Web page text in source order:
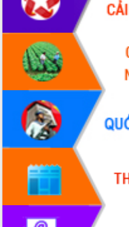
Đắk Lắk sơ kết 4 năm triển khai thực
hiện Đề án 06 của Chính phủ
Họp báo thông tin về Hội nghị Công bố
Quy hoạch và Xúc tiến đầu tư tỉnh Đắk
Khơi thông điểm nghẽn, đẩy nhanh
giải ngân vốn khắc phục thiên tai
HĐND tỉnh thông qua điều chỉnh Quy
hoạch tỉnh thời kỳ 2021-2030
Hội thảo góp ý hồ sơ điều chỉnh quy
hoạch tỉnh Đắk Lắk thời kỳ 2021-2030,
tầm nhìn đến năm 2050
Nâng cao hiệu quả hoạt động của các
doanh nghiệp nhà nước
Hội nghị triển khai kết nối mạng
truyền số liệu chuyên dùng phục vụ cơ
quan Đảng, Nhà nước